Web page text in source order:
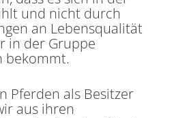
und nicht durch
an Lebensqualität
in der Gruppe
bekommt.
Pferden als Besitzer
aus ihren